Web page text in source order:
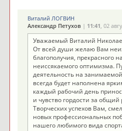
Виталий ЛОГВИН
Александр Петухов| 11:41, 02
Уважаемый Виталий
От всей души желаю Вам
благополучия, прекрасного
неиссякаемого оптимизма.
деятельность на
всегда будет наполнена
каждый рабочий день
и чувство гордости за общий
Творческих успехов Вам,
новых профессиональных
нашего любимого вида